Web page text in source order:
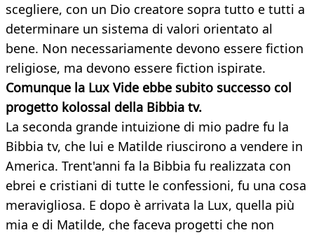
scegliere, con un Dio creatore sopra tutto e tutti a
determinare un sistema di valori orientato al
bene. Non necessariamente devono essere fiction
religiose, ma devono essere fiction ispirate.
Comunque la Lux Vide ebbe subito successo col
progetto kolossal della Bibbia tv.
La seconda grande intuizione di mio padre fu la
Bibbia tv, che lui e Matilde riuscirono a vendere in
America. Trent'anni fa la Bibbia fu realizzata con
ebrei e cristiani di tutte le confessioni, fu una cosa
meravigliosa. E dopo è arrivata la Lux, quella più
mia e di Matilde, che faceva progetti che non